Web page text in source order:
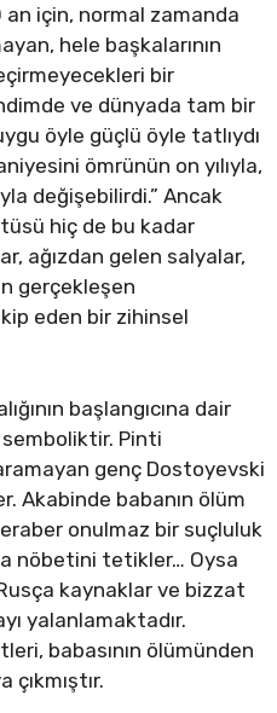
için, normal zamanda
hele başkalarının
bir
ve dünyada tam bir
öyle güçlü öyle tatlıydı
ömrünün on yılıyla,
değişebilirdi.” Ancak
hiç de bu kadar
ağızdan gelen salyalar,
gerçekleşen
eden bir zihinsel
başlangıcına dair
Pinti
genç Dostoyevski
Akabinde babanın ölüm
onulmaz bir suçluluk
nöbetini tetikler… Oysa
kaynaklar ve bizzat
yalanlamaktadır.
babasının ölümünden